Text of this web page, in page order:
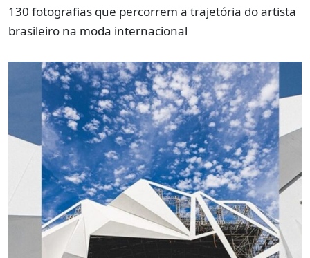
130 fotografias que percorrem a trajetória do artista
brasileiro na moda internacional